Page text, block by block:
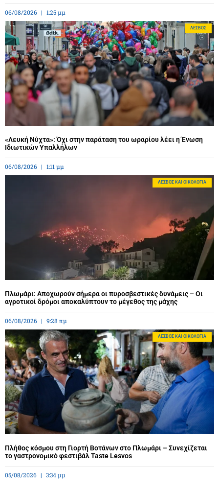
06/08/2026 1:25 μμ
ΛΈΣΒΟΣ
«Λευκή Νύχτα»: Όχι στην παράταση του ωραρίου λέει η Ένωση
Ιδιωτικών Υπαλλήλων
06/08/2026 1:11 μμ
ΛΈΣΒΟΣ ΚΑΙ ΟΙΚΟΛΟΓΊΑ
Πλωμάρι: Αποχωρούν σήμερα οι πυροσβεστικές δυνάμεις – Οι
αγροτικοί δρόμοι αποκαλύπτουν το μέγεθος της μάχης
06/08/2026 9:28 πμ
ΛΈΣΒΟΣ ΚΑΙ ΟΙΚΟΛΟΓΊΑ
Πλήθος κόσμου στη Γιορτή Βοτάνων στο Πλωμάρι – Συνεχίζεται
το γαστρονομικό φεστιβάλ Taste Lesvos
05/08/2026 3:34 μμ